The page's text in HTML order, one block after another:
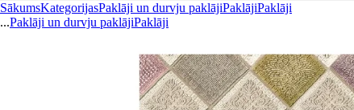
SākumsKategorijasPaklāji un durvju paklājiPaklājiPaklāji
...Paklāji un durvju paklājiPaklāji